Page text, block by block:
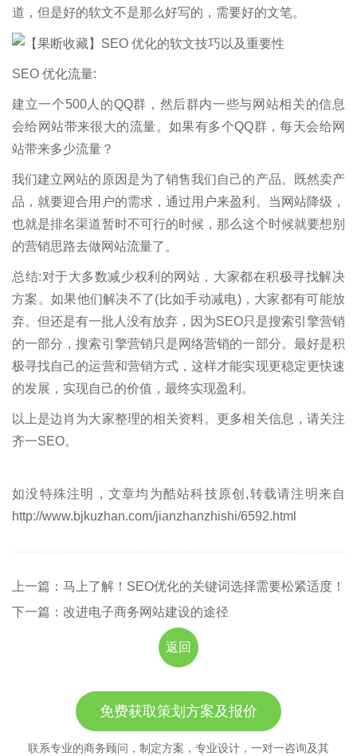
道，但是好的软文不是那么好写的，需要好的文笔。
SEO 优化流量:
建立一个500人的QQ群，然后群内一些与网站相关的信息
会给网站带来很大的流量。如果有多个QQ群，每天会给网
站带来多少流量？
我们建立网站的原因是为了销售我们自己的产品。既然卖产
品，就要迎合用户的需求，通过用户来盈利。当网站降级，
也就是排名渠道暂时不可行的时候，那么这个时候就要想别
的营销思路去做网站流量了。
总结:对于大多数减少权利的网站，大家都在积极寻找解决
方案。如果他们解决不了(比如手动减电)，大家都有可能放
弃。但还是有一批人没有放弃，因为SEO只是搜索引擎营销
的一部分，搜索引擎营销只是网络营销的一部分。最好是积
极寻找自己的运营和营销方式，这样才能实现更稳定更快速
的发展，实现自己的价值，最终实现盈利。
以上是边肖为大家整理的相关资料。更多相关信息，请关注
齐一SEO。
如没特殊注明，文章均为酷站科技原创,转载请注明来自
http://www.bjkuzhan.com/jianzhanzhishi/6592.html
上一篇：马上了解！SEO优化的关键词选择需要松紧适度！
下一篇：改进电子商务网站建设的途径
返回
免费获取策划方案及报价
联系专业的商务顾问，制定方案，专业设计，一对一咨询及其